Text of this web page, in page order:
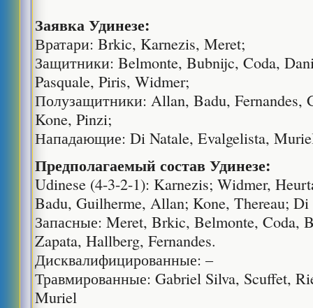
Заявка Удинезе:
Вратари: Brkic, Karnezis, Meret;
Защитники: Belmonte, Bubnijc, Coda,
Pasquale, Piris, Widmer;
Полузащитники: Allan, Badu, Fernandes,
Kone, Pinzi;
Нападающие: Di Natale, Evalgelista,
Предполагаемый состав Удинезе:
Udinese (4-3-2-1): Karnezis; Widmer,
Badu, Guilherme, Allan; Kone, Thereau; Di
Запасные: Meret, Brkic, Belmonte, Coda,
Zapata, Hallberg, Fernandes.
Дисквалифицированные: –
Травмированные: Gabriel Silva, Scuffet,
Muriel